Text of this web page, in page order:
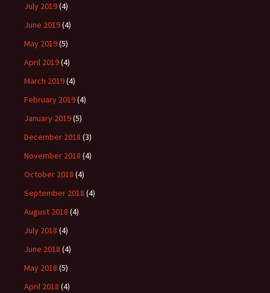
July 2019(4)
June 2019(4)
May 2019(5)
April 2019(4)
March 2019(4)
February 2019(4)
January 2019(5)
December 2018 (3)
November 2018 (4)
October 2018 (4)
September 2018 (4)
August 2018 (4)
July 2018 (4)
June 2018 (4)
May 2018 (5)
April 2018 (4)